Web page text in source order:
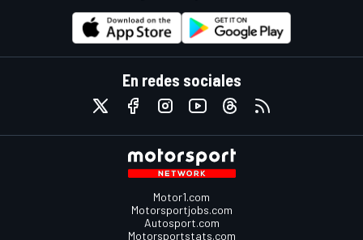
En redes sociales
Motor1.com
Motorsportjobs.com
Autosport.com
Motorsportstats.com